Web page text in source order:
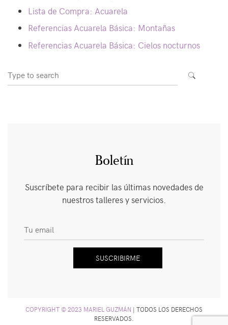
Lista de Compra: Acuarela
Referencias Acuarela Básica: Montañas
Referencias Acuarela Básica: Cielos nocturnos
Search
for:
SEARCH
Boletín
Suscríbete para recibir las últimas novedades de
nuestros talleres y servicios.
COPYRIGHT © 2023 MARIEL GUZMÁN | TODOS LOS DERECHOS
RESERVADOS.